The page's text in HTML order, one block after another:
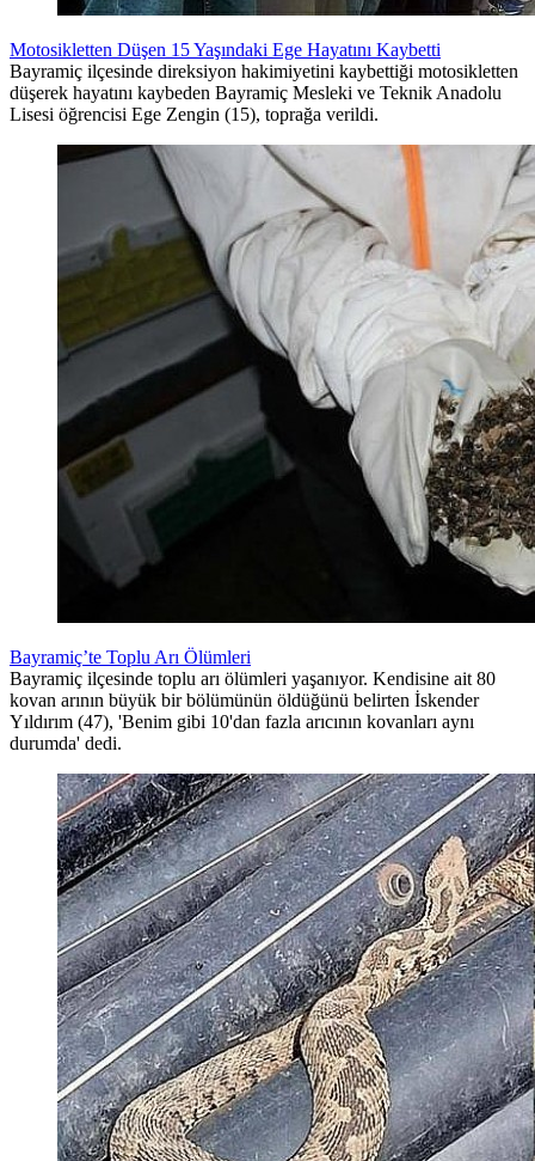
Motosikletten Düşen 15 Yaşındaki Ege Hayatını Kaybetti
Bayramiç ilçesinde direksiyon hakimiyetini kaybettiği motosikletten
düşerek hayatını kaybeden Bayramiç Mesleki ve Teknik Anadolu
Lisesi öğrencisi Ege Zengin (15), toprağa verildi.
Bayramiç’te Toplu Arı Ölümleri
Bayramiç ilçesinde toplu arı ölümleri yaşanıyor. Kendisine ait 80
kovan arının büyük bir bölümünün öldüğünü belirten İskender
Yıldırım (47), 'Benim gibi 10'dan fazla arıcının kovanları aynı
durumda' dedi.